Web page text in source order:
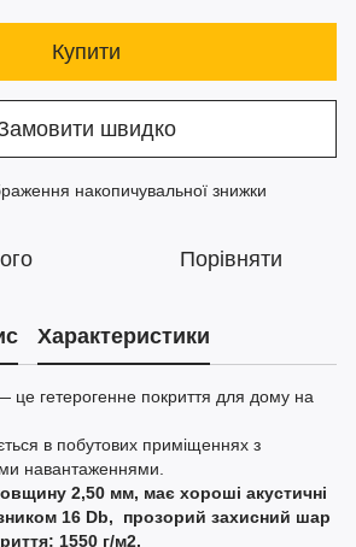
Купити
швидко
накопичувальної знижки
Порівняти
Характеристики
це гетерогенне покриття для дому на
в побутових приміщеннях з
навантаженнями.
2,50 мм, має хороші акустичні
16 Db, прозорий захисний шар
1550 г/м2.